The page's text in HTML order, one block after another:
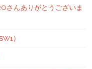
さんありがとうございま
）